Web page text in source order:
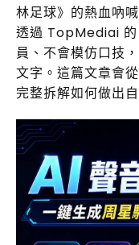
林足球》的熱血吶
透過 TopMediai 的
員、不會模仿口技
文字。這篇文章會
完整拆解如何做出